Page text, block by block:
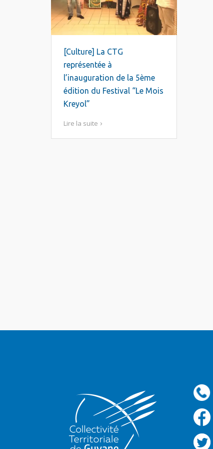
[Culture] La CTG
représentée à
l’inauguration de la 5ème
édition du Festival “Le Mois
Kreyol”
Lire la suite